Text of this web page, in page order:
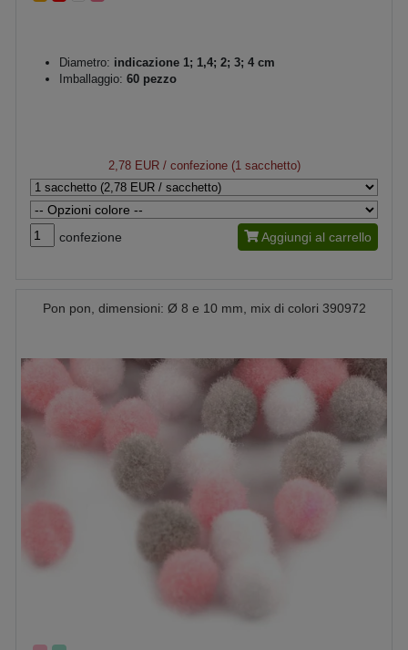
Diametro: indicazione 1; 1,4; 2; 3; 4 cm
Imballaggio: 60 pezzo
2,78 EUR/ confezione (1 sacchetto)
confezione Aggiungi al carrello
Pon pon, dimensioni: Ø 8 e 10 mm, mix di colori 390972